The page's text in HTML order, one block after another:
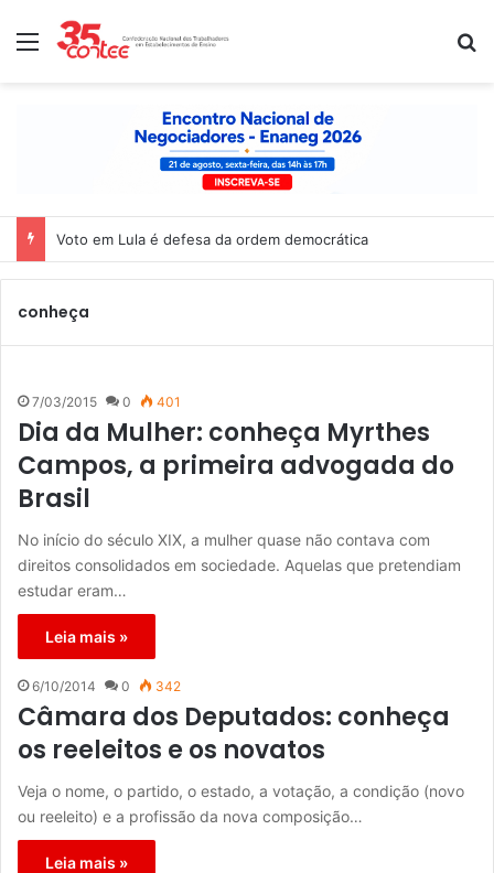
Menu
Voto em Lula é defesa da ordem democrática
conheça
7/03/2015 0 401
Dia da Mulher: conheça Myrthes
Campos, a primeira advogada do
Brasil
No início do século XIX, a mulher quase não contava com
direitos consolidados em sociedade. Aquelas que pretendiam
estudar eram…
Leia mais »
6/10/2014 0 342
Câmara dos Deputados: conheça
os reeleitos e os novatos
Veja o nome, o partido, o estado, a votação, a condição (novo
ou reeleito) e a profissão da nova composição…
Leia mais »